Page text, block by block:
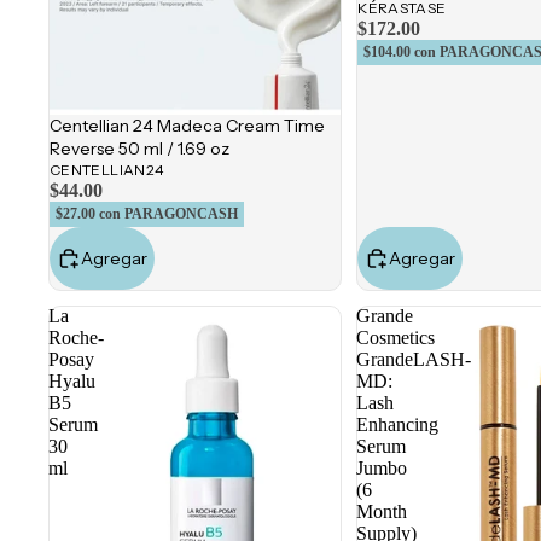
Centellian 24 Madeca Cream Time
Reverse 50 ml / 1.69 oz
CENTELLIAN24
$44.00
$27.00 con PARAGONCASH
Agregar
KÉRASTASE
$172.00
$104.00 con
Agregar
La
Roche-
Posay
Hyalu
B5
Serum
30
ml
Grande
Cosmetics
GrandeLASH-
MD:
Lash
Enhancing
Serum
Jumbo
(6
Month
Supply)